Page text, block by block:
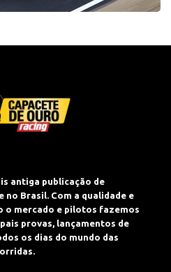
antiga publicação de
Brasil. Com a qualidade e
o mercado e pilotos fazemos
provas, lançamentos de
os dias do mundo das